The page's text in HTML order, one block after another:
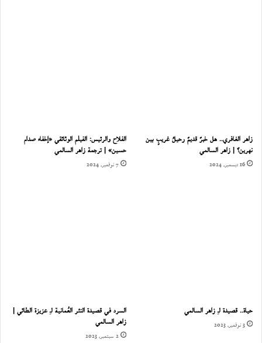
زاهر الغافري.. هل خبرٌ قديمٌ رحيلُ غريبٍ بين
نهرين؟ | زاهر السالمي
16 ديسمبر، 2024
الفلاح والرئيس: الفيلم الوثائقي «إخفاء صدام
حسين» | ترجمة زاهر السالمي
7 نوفمبر، 2024
حياة.. قصيدة لـِ زاهر السالمي
3 نوفمبر، 2023
السرد في قصيدة النثر العُمانية لـِ عزيزة الطائي |
زاهر السالمي
2 سبتمبر، 2023